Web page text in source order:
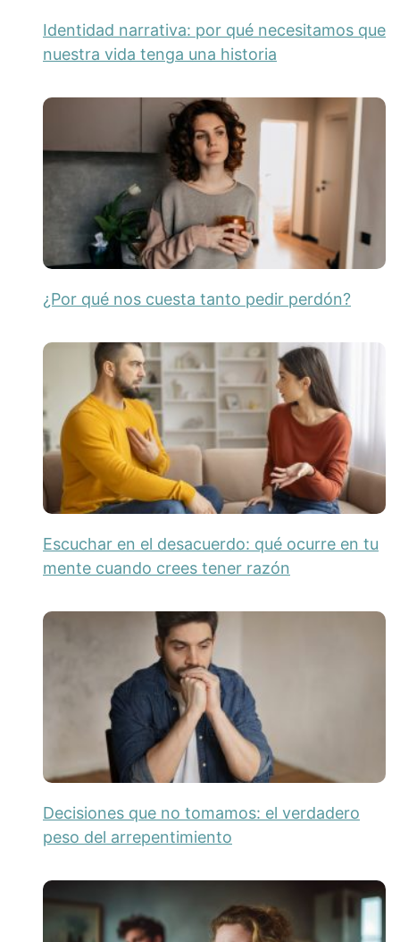
Identidad narrativa: por qué necesitamos que
nuestra vida tenga una historia
¿Por qué nos cuesta tanto pedir perdón?
Escuchar en el desacuerdo: qué ocurre en tu
mente cuando crees tener razón
Decisiones que no tomamos: el verdadero
peso del arrepentimiento